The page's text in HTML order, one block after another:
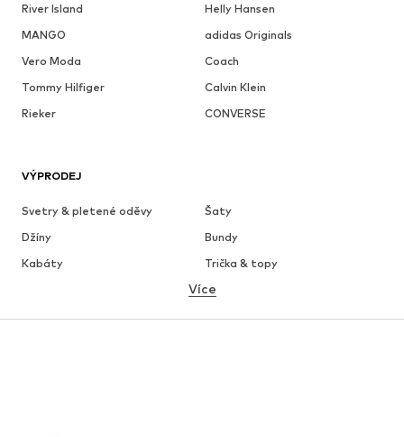
River Island
Helly Hansen
MANGO
adidas Originals
Vero Moda
Coach
Tommy Hilfiger
Calvin Klein
Rieker
CONVERSE
VÝPRODEJ
Svetry & pletené oděvy
Šaty
Džíny
Bundy
Kabáty
Trička & topy
Spodní prádlo
Více